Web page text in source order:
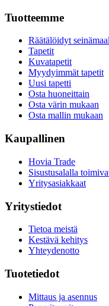
Tuotteemme
Räätälöidyt
Tapetit
Kuvatapetit
Myydyimmät tapetit
Uusi tapetti
Osta huoneittain
Osta värin mukaan
Osta mallin mukaan
Kaupallinen
Hovia Trade
Sisustusalalla
Yritysasiakkaat
Yritystiedot
Tietoa meistä
Kestävä kehitys
Yhteydenotto
Tuotetiedot
Mittaus ja asennus